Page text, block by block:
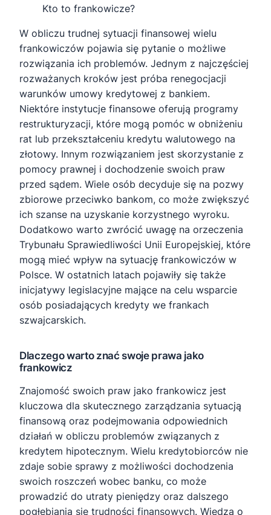
Kto to frankowicze?
W obliczu trudnej sytuacji finansowej wielu
frankowiczów pojawia się pytanie o możliwe
rozwiązania ich problemów. Jednym z najczęściej
rozważanych kroków jest próba renegocjacji
warunków umowy kredytowej z bankiem.
Niektóre instytucje finansowe oferują programy
restrukturyzacji, które mogą pomóc w obniżeniu
rat lub przekształceniu kredytu walutowego na
złotowy. Innym rozwiązaniem jest skorzystanie z
pomocy prawnej i dochodzenie swoich praw
przed sądem. Wiele osób decyduje się na pozwy
zbiorowe przeciwko bankom, co może zwiększyć
ich szanse na uzyskanie korzystnego wyroku.
Dodatkowo warto zwrócić uwagę na orzeczenia
Trybunału Sprawiedliwości Unii Europejskiej, które
mogą mieć wpływ na sytuację frankowiczów w
Polsce. W ostatnich latach pojawiły się także
inicjatywy legislacyjne mające na celu wsparcie
osób posiadających kredyty we frankach
szwajcarskich.
Dlaczego warto znać swoje prawa jako
frankowicz
Znajomość swoich praw jako frankowicz jest
kluczowa dla skutecznego zarządzania sytuacją
finansową oraz podejmowania odpowiednich
działań w obliczu problemów związanych z
kredytem hipotecznym. Wielu kredytobiorców nie
zdaje sobie sprawy z możliwości dochodzenia
swoich roszczeń wobec banku, co może
prowadzić do utraty pieniędzy oraz dalszego
pogłębiania się trudności finansowych. Wiedza o